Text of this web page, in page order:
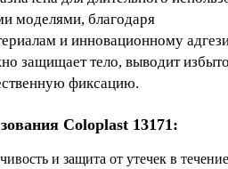
моделями, благодаря
и инновационному
защищает тело, выводит
фиксацию.
Coloplast 13171:
и защита от утечек в